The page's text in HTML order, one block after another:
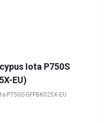
Iota P750S
EU)
P750S-GFFBK025X-EU